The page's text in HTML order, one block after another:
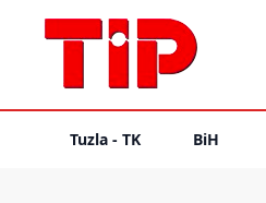
Tuzla - TK BiH